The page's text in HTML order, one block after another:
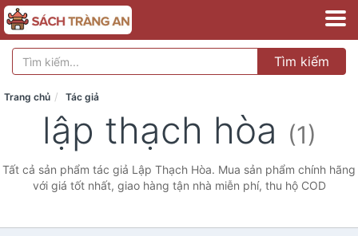
Tìm kiếm
Trang chủ Tác giả
lập thạch hòa (1)
Tất cả sản phẩm tác giả Lập Thạch Hòa. Mua sản phẩm chính hãng
với giá tốt nhất, giao hàng tận nhà miễn phí, thu hộ COD